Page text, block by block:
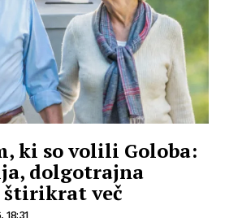
ki so volili Goloba:
dolgotrajna
štirikrat več
18:31